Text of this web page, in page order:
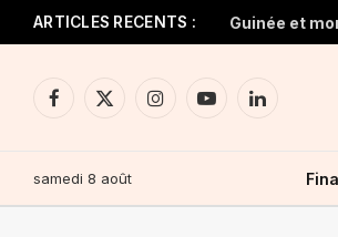
ARTICLES RECENTS :
Facebook
X
InstagramYouTubeLinkedIn
samedi 8 août